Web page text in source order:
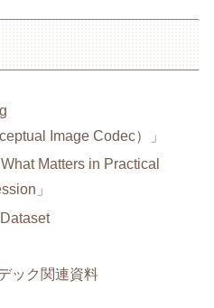
Image Codec）」
Matters in Practical
」
ック関連資料